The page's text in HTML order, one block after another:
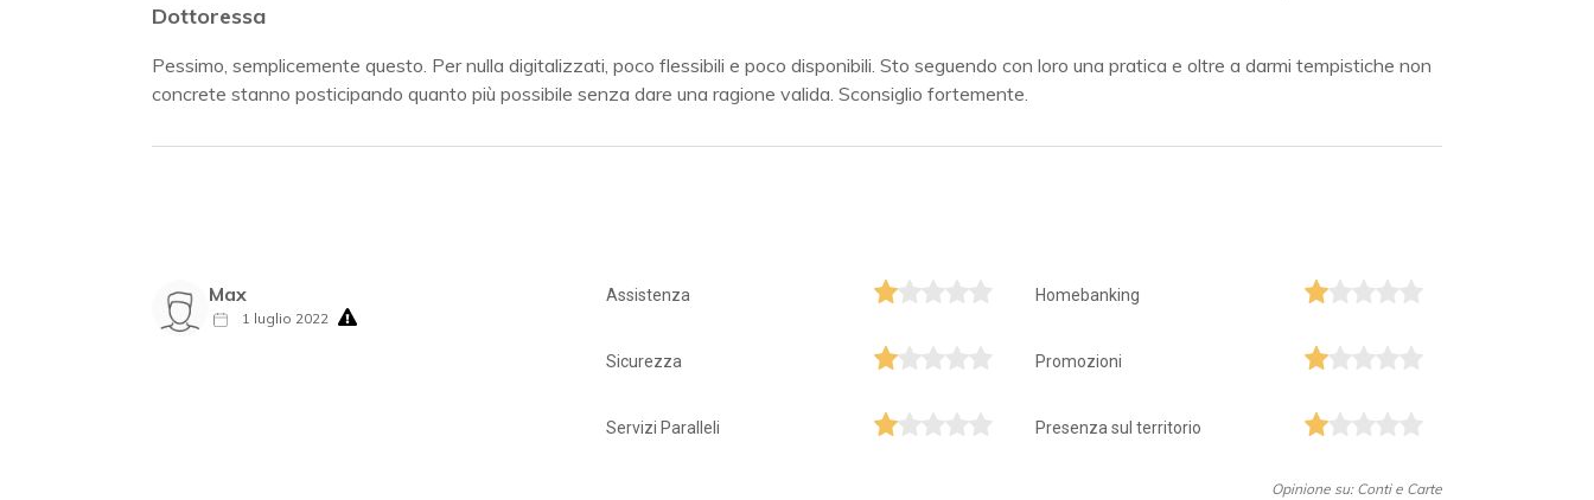
Dottoressa
Pessimo, semplicemente questo. Per nulla digitalizzati, poco flessibili e poco disponibili. Sto seguendo con loro una pratica e oltre a darmi tempistiche non
concrete stanno posticipando quanto più possibile senza dare una ragione valida. Sconsiglio fortemente.
Max
1 luglio 2022
Assistenza Homebanking
Sicurezza Promozioni
Servizi Paralleli Presenza sul territorio
Opinione su: Conti e Carte